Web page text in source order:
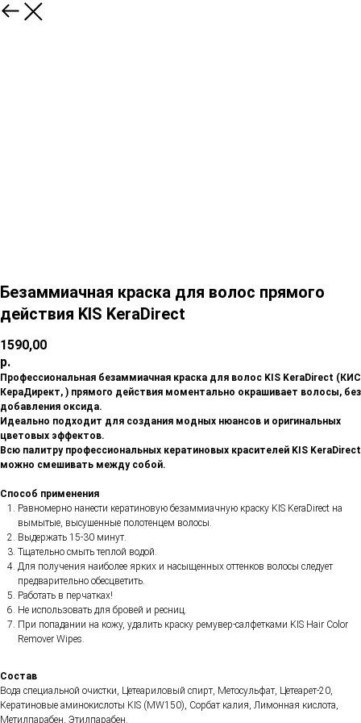
Безаммиачная краска для волос прямого
действия KIS KeraDirect
1590,00
р.
Профессиональная безаммиачная краска для волос KIS KeraDirect (КИС
КераДирект, ) прямого действия моментально окрашивает волосы, без
добавления оксида.
Идеально подходит для создания модных нюансов и оригинальных
цветовых эффектов.
Всю палитру профессиональных кератиновых красителей KIS KeraDirect
можно смешивать между собой.
Способ применения
Равномерно нанести кератиновую безаммиачную краску KIS KeraDirect на
вымытые, высушенные полотенцем волосы.
Выдержать 15-30 минут.
Тщательно смыть теплой водой.
Для получения наиболее ярких и насыщенных оттенков волосы следует
предварительно обесцветить.
Работать в перчатках!
Не использовать для бровей и ресниц.
При попадании на кожу, удалить краску ремувер-салфетками KIS Hair Color
Remover Wipes.
Состав
Вода специальной очистки, Цетеариловый спирт, Метосульфат, Цетеарет-20,
Кератиновые аминокислоты KIS (MW150), Сорбат калия, Лимонная кислота,
Метилпарабен, Этилпарабен.